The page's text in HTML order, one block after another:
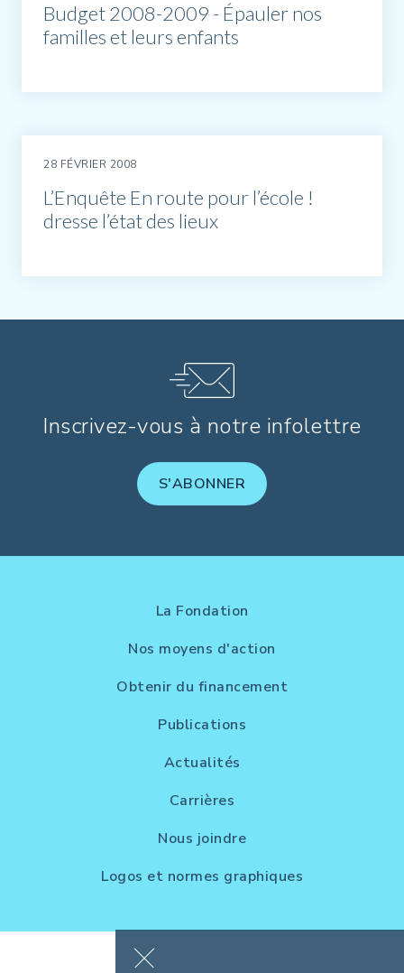
Budget 2008-2009 - Épauler nos
familles et leurs enfants
28 FÉVRIER 2008
L’Enquête En route pour l’école !
dresse l’état des lieux
Inscrivez-vous à notre infolettre
S'ABONNER
La Fondation
Nos moyens d'action
Obtenir du financement
Publications
Actualités
Carrières
Nous joindre
Logos et normes graphiques